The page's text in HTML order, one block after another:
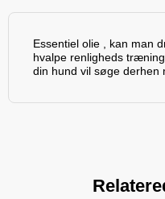
Essentiel olie , kan man
hvalpe renligheds
din hund vil søge derhen